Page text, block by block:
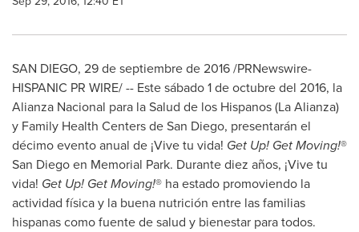
SAN DIEGO, 29 de septiembre de 2016 /PRNewswire-
HISPANIC PR WIRE/ -- Este sábado 1 de octubre del 2016, la
Alianza Nacional para laSalud de los Hispanos (La Alianza)
y Family Health Centers deSan Diego, presentarán el
décimo evento anual de ¡Vive tu vida! Get Up! Get Moving!®
San Diegoen Memorial Park. Durante diez años, ¡Vive tu
vida! Get Up! Get Moving!® ha estado promoviendo la
actividad física y la buena nutrición entre las familias
hispanas como fuente de salud y bienestar para todos.